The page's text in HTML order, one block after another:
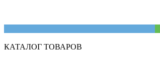
КАТАЛОГ ТОВАРОВ